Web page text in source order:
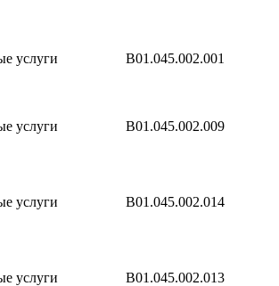
услуги B01.045.002.001
услуги B01.045.002.009
услуги B01.045.002.014
услуги B01.045.002.013